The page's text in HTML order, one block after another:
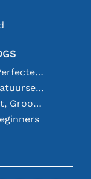
Solderen als een Pro: Tips voor Perfecte Elektronische Verbindingen
Het Kiezen van de Juiste Temperatuursensor [youtube]
18650 Batterijen: Klein in Formaat, Groot in Prestatie